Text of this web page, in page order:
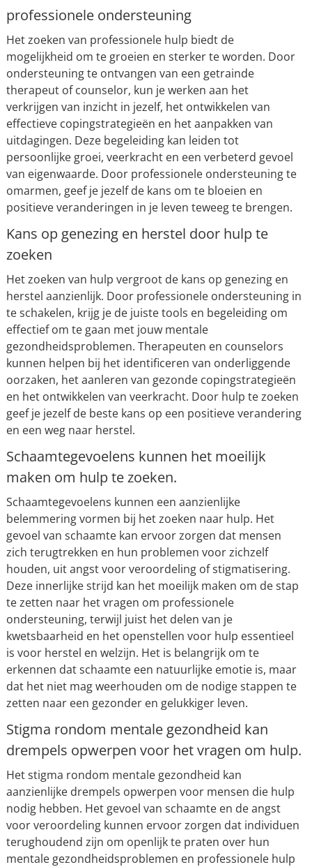
professionele ondersteuning
Het zoeken van professionele hulp biedt de
mogelijkheid om te groeien en sterker te worden. Door
ondersteuning te ontvangen van een getrainde
therapeut of counselor, kun je werken aan het
verkrijgen van inzicht in jezelf, het ontwikkelen van
effectieve copingstrategieën en het aanpakken van
uitdagingen. Deze begeleiding kan leiden tot
persoonlijke groei, veerkracht en een verbeterd gevoel
van eigenwaarde. Door professionele ondersteuning te
omarmen, geef je jezelf de kans om te bloeien en
positieve veranderingen in je leven teweeg te brengen.
Kans op genezing en herstel door hulp te
zoeken
Het zoeken van hulp vergroot de kans op genezing en
herstel aanzienlijk. Door professionele ondersteuning in
te schakelen, krijg je de juiste tools en begeleiding om
effectief om te gaan met jouw mentale
gezondheidsproblemen. Therapeuten en counselors
kunnen helpen bij het identificeren van onderliggende
oorzaken, het aanleren van gezonde copingstrategieën
en het ontwikkelen van veerkracht. Door hulp te zoeken
geef je jezelf de beste kans op een positieve verandering
en een weg naar herstel.
Schaamtegevoelens kunnen het moeilijk
maken om hulp te zoeken.
Schaamtegevoelens kunnen een aanzienlijke
belemmering vormen bij het zoeken naar hulp. Het
gevoel van schaamte kan ervoor zorgen dat mensen
zich terugtrekken en hun problemen voor zichzelf
houden, uit angst voor veroordeling of stigmatisering.
Deze innerlijke strijd kan het moeilijk maken om de stap
te zetten naar het vragen om professionele
ondersteuning, terwijl juist het delen van je
kwetsbaarheid en het openstellen voor hulp essentieel
is voor herstel en welzijn. Het is belangrijk om te
erkennen dat schaamte een natuurlijke emotie is, maar
dat het niet mag weerhouden om de nodige stappen te
zetten naar een gezonder en gelukkiger leven.
Stigma rondom mentale gezondheid kan
drempels opwerpen voor het vragen om hulp.
Het stigma rondom mentale gezondheid kan
aanzienlijke drempels opwerpen voor mensen die hulp
nodig hebben. Het gevoel van schaamte en de angst
voor veroordeling kunnen ervoor zorgen dat individuen
terughoudend zijn om openlijk te praten over hun
mentale gezondheidsproblemen en professionele hulp